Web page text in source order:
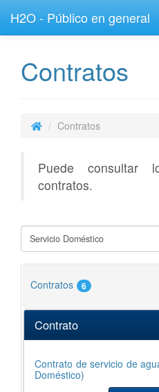
H2O - Público en general
Contratos
Contratos
Puede consultar
contratos.
Contratos 6
Contrato
Contrato de servicio de
Doméstico)